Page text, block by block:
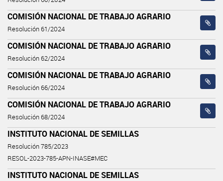
COMISIÓN NACIONAL DE TRABAJO AGRARIO
Resolución 61/2024
COMISIÓN NACIONAL DE TRABAJO AGRARIO
Resolución 62/2024
COMISIÓN NACIONAL DE TRABAJO AGRARIO
Resolución 66/2024
COMISIÓN NACIONAL DE TRABAJO AGRARIO
Resolución 68/2024
INSTITUTO NACIONAL DE SEMILLAS
Resolución 785/2023
RESOL-2023-785-APN-INASE#MEC
INSTITUTO NACIONAL DE SEMILLAS